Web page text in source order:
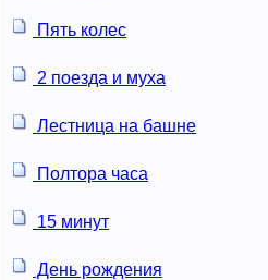
Пять колес
2 поезда и муха
Лестница на башне
Полтора часа
15 минут
День рождения